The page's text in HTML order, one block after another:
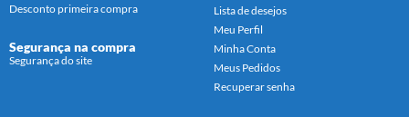
Desconto primeira compra
Segurança na compra
Segurança do site
Lista de desejos
Meu Perfil
Minha Conta
Meus Pedidos
Recuperar senha